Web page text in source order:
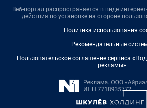
Веб-портал распространяется в виде
действия по установке на стороне
Политика использования
Рекомендательные
Пользовательское соглашение сервиса
рекламы»